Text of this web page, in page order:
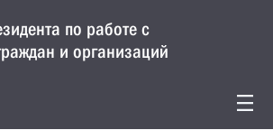
по работе с
и организаций